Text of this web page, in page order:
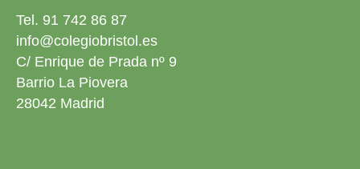
Tel. 91 742 86 87
info@colegiobristol.es
C/ Enrique de Prada nº 9
Barrio La Piovera
28042 Madrid